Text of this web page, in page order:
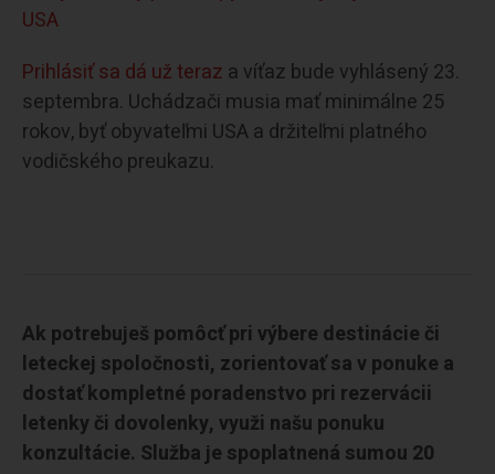
USA
Prihlásiť sa dá už teraz a víťaz bude vyhlásený 23.
septembra. Uchádzači musia mať minimálne 25
rokov, byť obyvateľmi USA a držiteľmi platného
vodičského preukazu.
Ak potrebuješ pomôcť pri výbere destinácie či
leteckej spoločnosti, zorientovať sa v ponuke a
dostať kompletné poradenstvo pri rezervácii
letenky či dovolenky, využi našu ponuku
konzultácie. Služba je spoplatnená sumou 20